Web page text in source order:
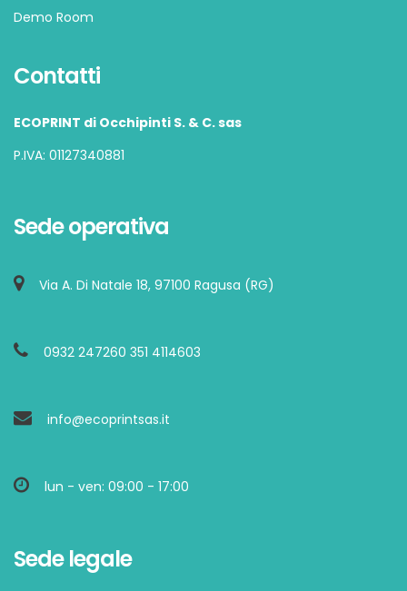
Demo Room
Contatti
ECOPRINT di Occhipinti S. & C. sas
P.IVA: 01127340881
Sede operativa
Via A. Di Natale 18, 97100 Ragusa (RG)
0932 247260 351 4114603
info@ecoprintsas.it
lun - ven: 09:00 - 17:00
Sede legale